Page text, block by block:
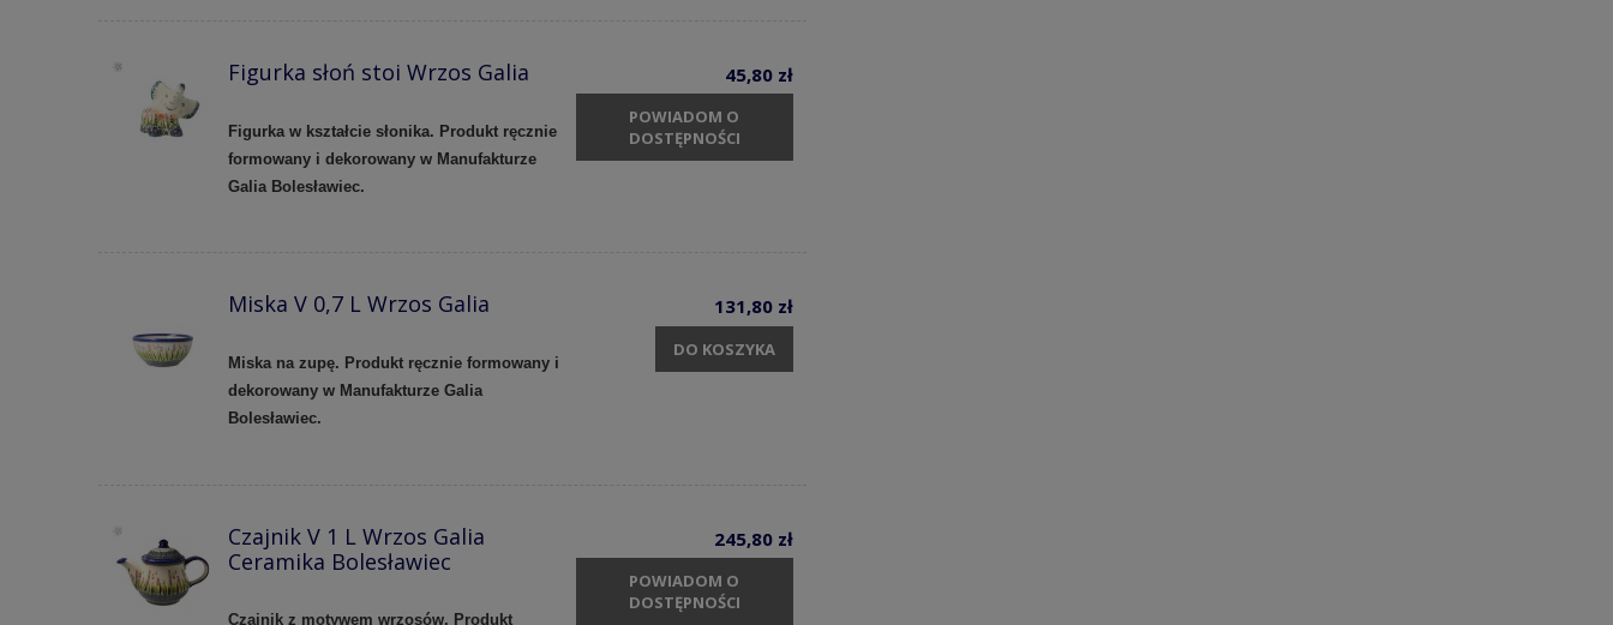
Figurka słoń stoi Wrzos Galia
Figurka w kształcie słonika. Produkt ręcznie
formowany i dekorowany w Manufakturze
Galia Bolesławiec.
45,80 zł
POWIADOM O
DOSTĘPNOŚCI
Miska V 0,7 L Wrzos Galia
Miska na zupę. Produkt ręcznie formowany i
dekorowany w Manufakturze Galia
Bolesławiec.
131,80 zł
DO KOSZYKA
Czajnik V 1 L Wrzos Galia
Ceramika Bolesławiec
Czajnik z motywem wrzosów. Produkt
245,80 zł
POWIADOM O
DOSTĘPNOŚCI